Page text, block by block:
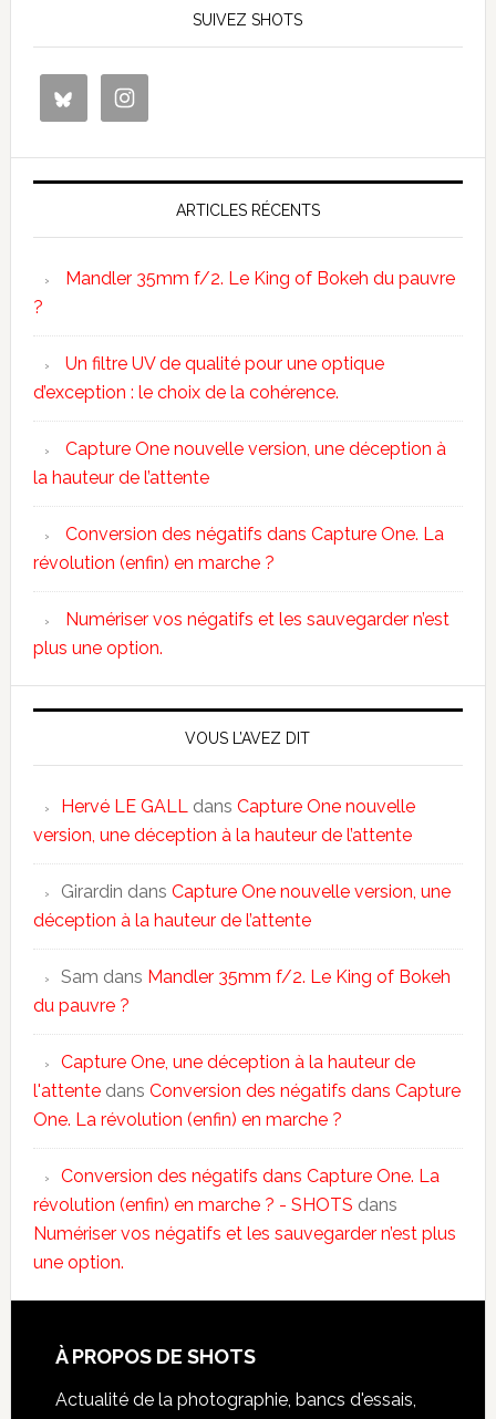
SUIVEZ SHOTS
ARTICLES RÉCENTS
Mandler 35mm f/2. Le King of Bokeh du pauvre
?
Un filtre UV de qualité pour une optique
d’exception : le choix de la cohérence.
Capture One nouvelle version, une déception à
la hauteur de l’attente
Conversion des négatifs dans Capture One. La
révolution (enfin) en marche ?
Numériser vos négatifs et les sauvegarder n’est
plus une option.
VOUS L’AVEZ DIT
Hervé LE GALL dans Capture One nouvelle
version, une déception à la hauteur de l’attente
Girardin dans Capture One nouvelle version, une
déception à la hauteur de l’attente
Sam dans Mandler 35mm f/2. Le King of Bokeh
du pauvre ?
Capture One, une déception à la hauteur de
l'attentedans Conversion des négatifs dans Capture
One. La révolution (enfin) en marche ?
Conversion des négatifs dans Capture One. La
révolution (enfin) en marche ? - SHOTS dans
Numériser vos négatifs et les sauvegarder n’est plus
une option.
À PROPOS DE SHOTS
Actualité de la photographie, bancs d'essais,